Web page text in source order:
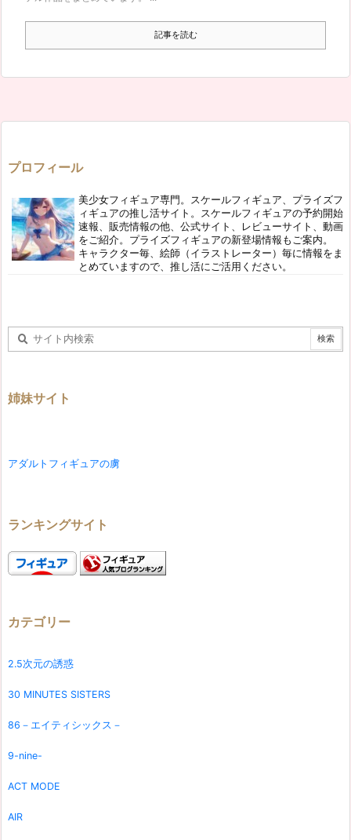
記事を読む
プロフィール
美少女フィギュア専門。スケールフィギュア、プライズフ
ィギュアの推し活サイト。スケールフィギュアの予約開始
速報、販売情報の他、公式サイト、レビューサイト、動画
をご紹介。プライズフィギュアの新登場情報もご案内。
キャラクター毎、絵師（イラストレーター）毎に情報をま
とめていますので、推し活にご活用ください。
姉妹サイト
アダルトフィギュアの虜
ランキングサイト
カテゴリー
2.5次元の誘惑
30 MINUTES SISTERS
86－エイティシックス－
9-nine-
ACT MODE
AIR